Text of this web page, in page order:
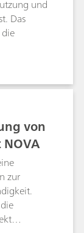
und
Das
von
zur